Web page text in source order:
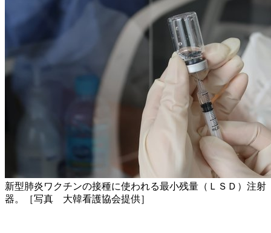
新型肺炎ワクチンの接種に使われる最小残量（ＬＳＤ）注射
器。［写真 大韓看護協会提供］